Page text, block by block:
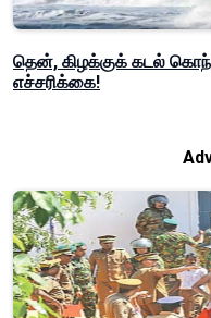
தென், கிழக்குக் கடல்
எச்சரிக்கை!